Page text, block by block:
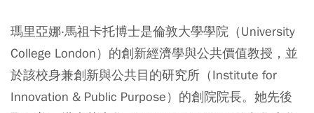
瑪里亞娜‧馬祖卡托博士是倫敦大學學院（University
College London）的創新經濟學與公共價值教授，並
於該校身兼創新與公共目的研究所（Institute for
Innovation & Public Purpose）的創院院長。她先後